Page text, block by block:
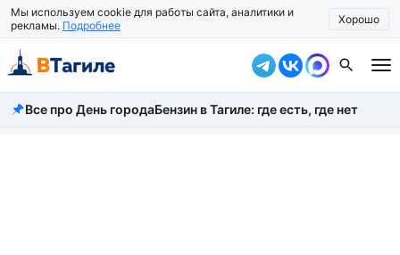
Мы используем cookie для работы сайта, аналитики и
рекламы. Подробнее Хорошо
Все новости
Все про День городаБензин в Тагиле: где есть, где нет